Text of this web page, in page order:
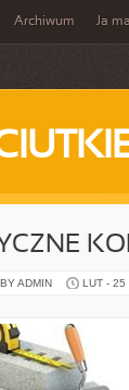
Archiwum Ja
ADMIN LUT - 25